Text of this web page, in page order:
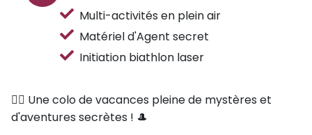
Multi-activités en plein air
Matériel d'Agent secret
Initiation biathlon laser
🕵️‍♂️ Une colo de vacances pleine de mystères et
d'aventures secrètes ! 🎩